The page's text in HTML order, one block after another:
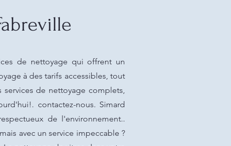
de nettoyage qui offrent un
à des tarifs accessibles, tout
de nettoyage complets,
contactez-nous. Simard
de l'environnement..
avec un service impeccable ?